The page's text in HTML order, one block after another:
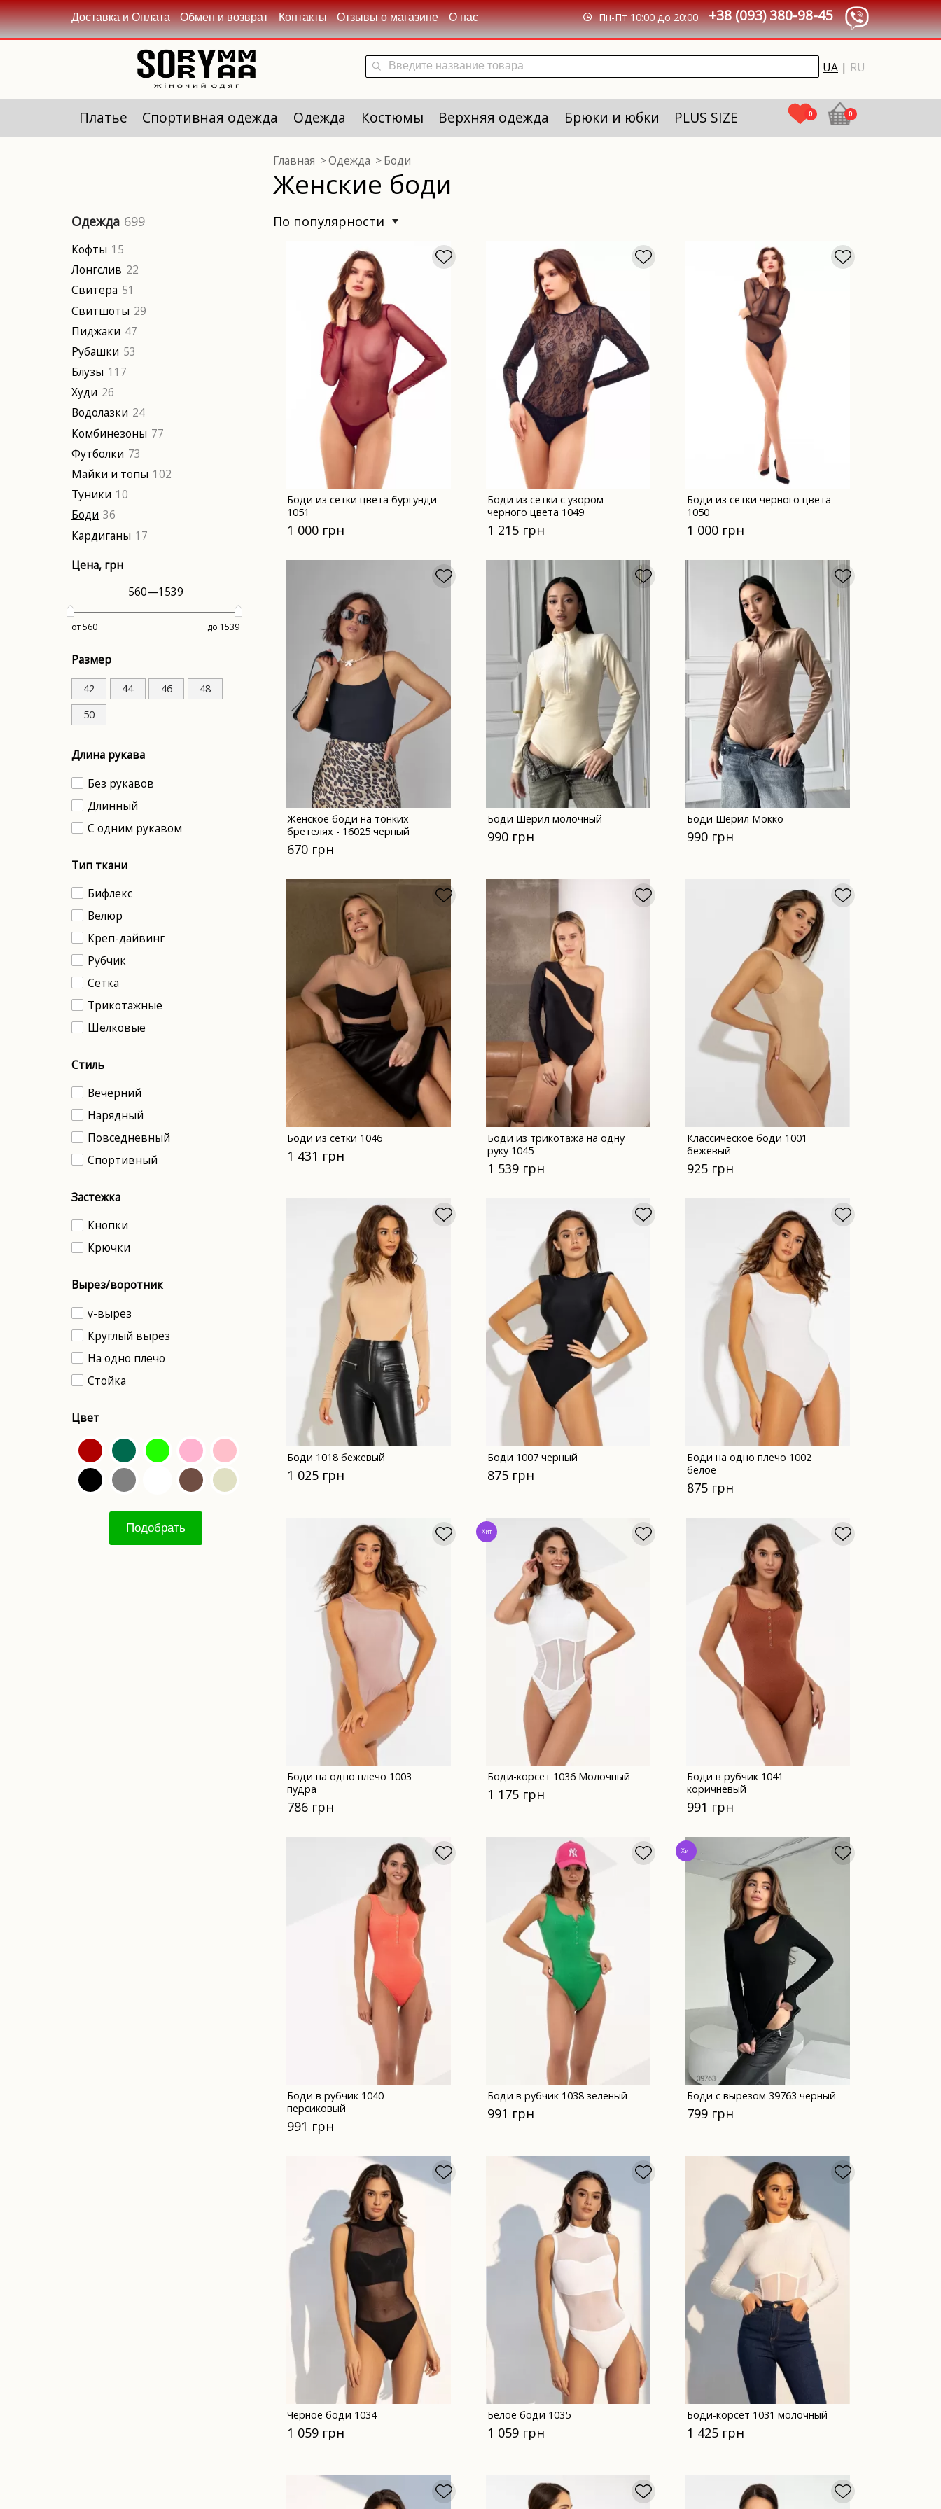
Доставка и Оплата Обмен и возврат Контакты Отзывы о магазине О нас +38 (093) 380-98-45
Пн-Пт 10:00 до 20:00
UA | RU
Платье Спортивная одежда Одежда Костюмы Верхняя одежда Брюки и юбки PLUS SIZE 0 0
Главная Одежда Боди
Женские боди
Одежда 699
Кофты 15
Лонгслив 22
Свитера 51
Свитшоты 29
Пиджаки 47
Рубашки 53
Блузы 117
Худи 26
Водолазки 24
Комбинезоны 77
Футболки 73
Майки и топы 102
Туники 10
Боди 36
Кардиганы 17
по популярности
Цена, грн
560—1539
от 560 до 1539
Размер
42 44 46
48
50
Длина рукава
Без рукавов
Длинный
С одним рукавом
Тип ткани
Бифлекс
Велюр
Креп-дайвинг
Рубчик
Сетка
Трикотажные
Шелковые
Стиль
Вечерний
Нарядный
Повседневный
Спортивный
Застежка
Кнопки
Крючки
Вырез/воротник
v-вырез
Круглый вырез
На одно плечо
Стойка
Цвет
Подобрать
Боди из сетки цвета бургунди
1051
1 000 грн
Боди из сетки с узором
черного цвета 1049
1 215 грн
Боди из сетки черного цвета
1050
1 000 грн
Женское боди на тонких
бретелях - 16025 черный
670 грн
Боди Шерил молочный
990 грн
Боди Шерил Мокко
990 грн
Боди из сетки 1046
1 431 грн
Боди из трикотажа на одну
руку 1045
1 539 грн
Классическое боди 1001
бежевый
925 грн
Боди 1018 бежевый
1 025 грн
Боди 1007 черный
875 грн
Боди на одно плечо 1002
белое
875 грн
Боди на одно плечо 1003
пудра
786 грн
Хит
Боди-корсет 1036 Молочный
1 175 грн
Боди в рубчик 1041
коричневый
991 грн
Боди в рубчик 1040
персиковый
991 грн
Боди в рубчик 1038 зеленый
991 грн
Хит
Боди с вырезом 39763 черный
799 грн
Черное боди 1034
1 059 грн
Белое боди 1035
1 059 грн
Боди-корсет 1031 молочный
1 425 грн